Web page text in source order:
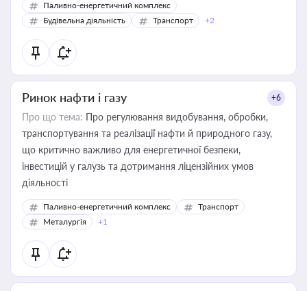
Паливно-енергетичний комплекс
Будівельна діяльність
Транспорт +2
Ринок нафти і газу +6
Про що тема: Про регулювання видобування, обробки,
транспортування та реалізації нафти й природного газу,
що критично важливо для енергетичної безпеки,
інвестицій у галузь та дотримання ліцензійних умов
діяльності
Паливно-енергетичний комплекс
Транспорт
Металургія
+1